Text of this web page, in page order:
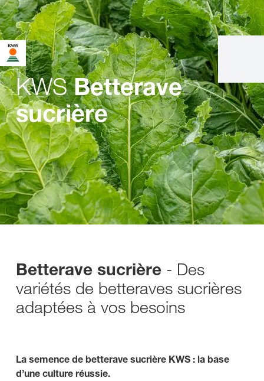
KWSBetterave
sucrière
Betterave sucrière - Des
variétés de betteraves sucrières
adaptées à vos besoins
La semence de betterave sucrière KWS : la base
d’une culture réussie.